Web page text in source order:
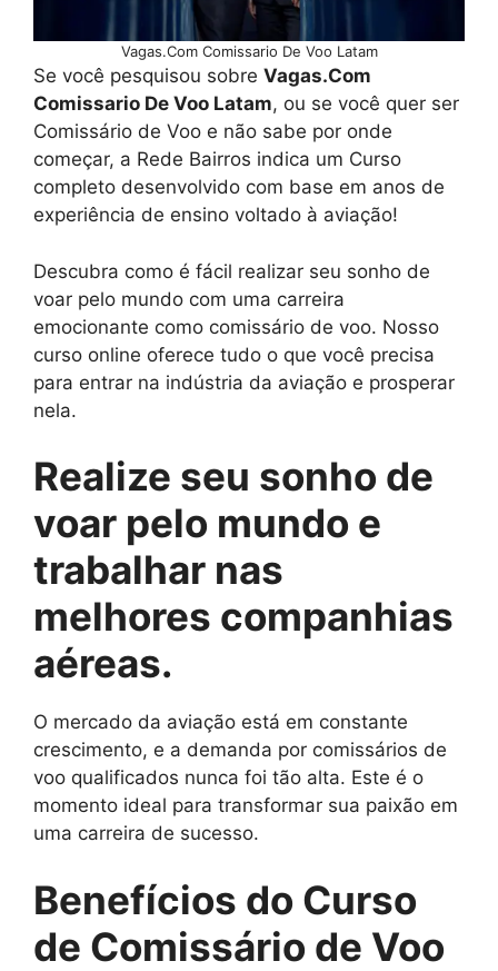
Vagas.Com Comissario De Voo Latam
Se você pesquisou sobre Vagas.Com
Comissario De Voo Latam, ou se você quer ser
Comissário de Voo e não sabe por onde
começar, a Rede Bairros indica um Curso
completo desenvolvido com base em anos de
experiência de ensino voltado à aviação!
Descubra como é fácil realizar seu sonho de
voar pelo mundo com uma carreira
emocionante como comissário de voo. Nosso
curso online oferece tudo o que você precisa
para entrar na indústria da aviação e prosperar
nela.
Realize seu sonho de
voar pelo mundo e
trabalhar nas
melhores companhias
aéreas.
O mercado da aviação está em constante
crescimento, e a demanda por comissários de
voo qualificados nunca foi tão alta. Este é o
momento ideal para transformar sua paixão em
uma carreira de sucesso.
Benefícios do Curso
de Comissário de Voo